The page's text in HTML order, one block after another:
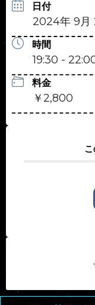
日付
2024年 9月
時間
19:30 -
料金
￥2,800